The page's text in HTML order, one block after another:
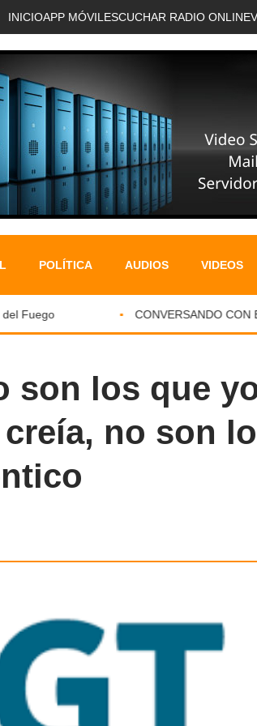
INICIOAPP MÓVIL ESCUCHAR RADIO ONLINE
POLÍTICA AUDIOS VIDEOS
Fuego CONVERSANDO CON
son los que
no son lo